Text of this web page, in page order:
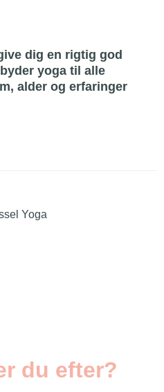
dig en rigtig god
yoga til alle
alder og erfaringer
Yoga
du efter?